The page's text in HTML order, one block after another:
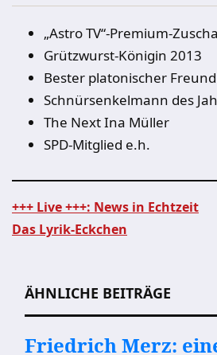
„Astro TV“-Premium-
Grützwurst-Königin 2013
Bester platonischer
Schnürsenkelmann des
The Next Ina Müller
SPD-Mitglied e.h.
+++ Live +++: News in Echtzeit
Das Lyrik-Eckchen
ÄHNLICHE BEITRÄGE
Friedrich Merz: